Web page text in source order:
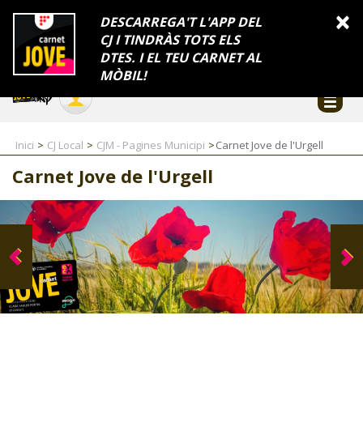
×
DESCARREGA'T L'APP DEL
CJ I TINDRÀS TOTS ELS
DTES. I EL TEU CARNET AL
MÒBIL!
Català
Temes
Serveis Generalitat Catalunya Seu electrònica
FES-TE EL CJ
COL·LABORADORS
CONTACTE
CJ ADOLESCENTS
CJ EMANCIPACIÓ
CJ SALUT
CJ INTERNACIONAL
Inici CJ Local CJM - Pagines Municipi Carnet Jove de l'Urgell
Carnet Jove de l'Urgell